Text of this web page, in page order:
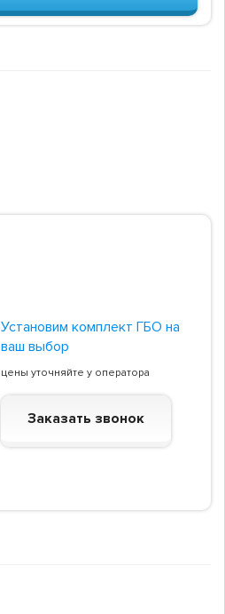
Установим комплект ГБО на
ваш выбор
цены уточняйте у оператора
Заказать звонок